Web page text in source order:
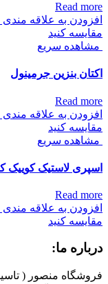
Read more
افزودن به علاقه مندی
مقایسه کنید
مشاهده سریع
اکتان بنزین جرمینول
Read more
افزودن به علاقه مندی
مقایسه کنید
مشاهده سریع
اسپری لاستیک کوییک
Read more
افزودن به علاقه مندی
مقایسه کنید
درباره ما: